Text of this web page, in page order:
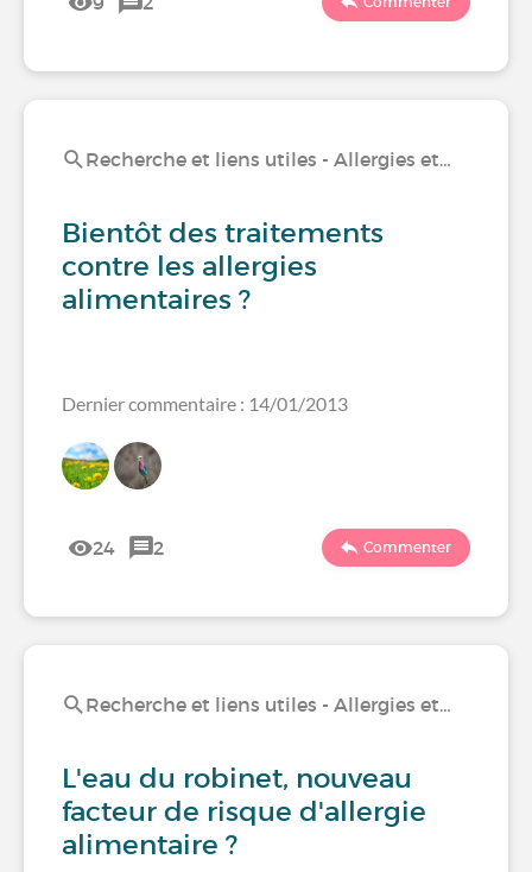
Recherche et liens utiles - Allergies et…
Bientôt des traitements
contre les allergies
alimentaires ?
Dernier commentaire : 14/01/2013
24 2 Commenter
Recherche et liens utiles - Allergies et…
L'eau du robinet, nouveau
facteur de risque d'allergie
alimentaire ?